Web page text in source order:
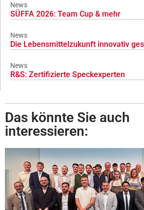
News
SÜFFA 2026: Team Cup & mehr
News
Die Lebensmittelzukunft innovativ
News
R&S: Zertifizierte Speckexperten
Das könnte Sie auch
interessieren: